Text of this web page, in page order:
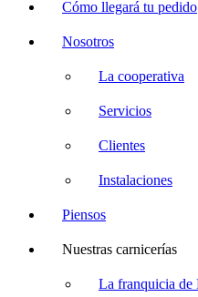
Cómo llegará tu pedido
Nosotros
La cooperativa
Servicios
Clientes
Instalaciones
Piensos
Nuestras carnicerías
La franquicia de